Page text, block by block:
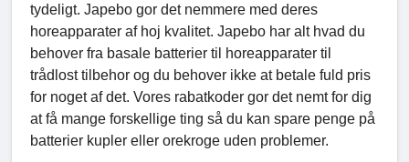
tydeligt. Japebo gor det nemmere med deres
horeapparater af hoj kvalitet. Japebo har alt hvad du
behover fra basale batterier til horeapparater til
trådlost tilbehor og du behover ikke at betale fuld pris
for noget af det. Vores rabatkoder gor det nemt for dig
at få mange forskellige ting så du kan spare penge på
batterier kupler eller orekroge uden problemer.